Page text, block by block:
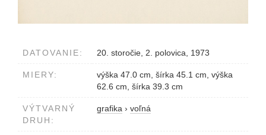
DATOVANIE: 20. storočie, 2. polovica, 1973
MIERY:
výška 47.0 cm, šírka 45.1 cm, výška
62.6 cm, šírka 39.3 cm
VÝTVARNÝ
DRUH:
grafika › voľná